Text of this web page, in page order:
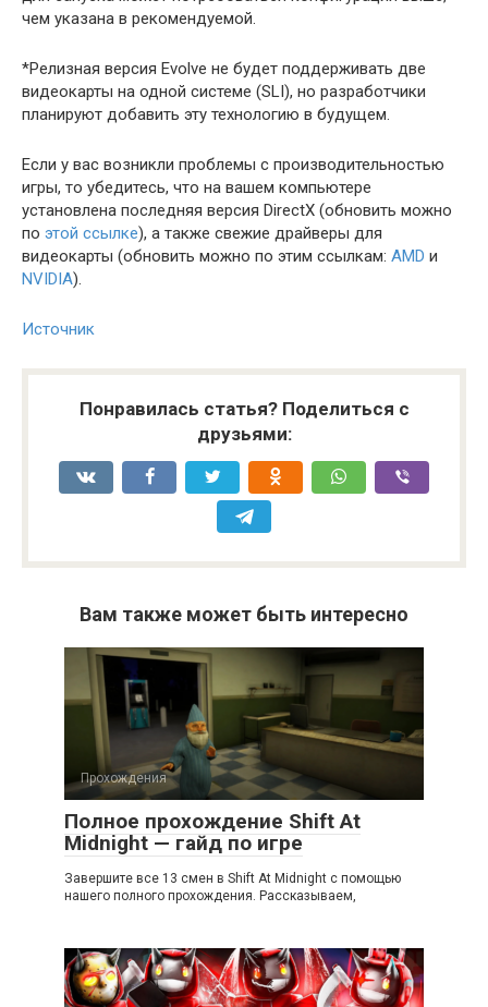
чем указана в рекомендуемой.
*Релизная версия Evolve не будет поддерживать две
видеокарты на одной системе (SLI), но разработчики
планируют добавить эту технологию в будущем.
Если у вас возникли проблемы с производительностью
игры, то убедитесь, что на вашем компьютере
установлена последняя версия DirectX (обновить можно
по этой ссылке), а также свежие драйверы для
видеокарты (обновить можно по этим ссылкам: AMD и
NVIDIA).
Источник
Понравилась статья? Поделиться с
друзьями:
Вам также может быть интересно
Прохождения
Полное прохождение Shift At
Midnight — гайд по игре
Завершите все 13 смен в Shift At Midnight с помощью
нашего полного прохождения. Рассказываем,